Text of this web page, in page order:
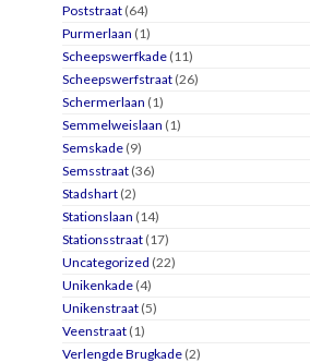
Poststraat (64)
Purmerlaan (1)
Scheepswerfkade (11)
Scheepswerfstraat (26)
Schermerlaan (1)
Semmelweislaan (1)
Semskade (9)
Semsstraat (36)
Stadshart (2)
Stationslaan (14)
Stationsstraat (17)
Uncategorized (22)
Unikenkade (4)
Unikenstraat (5)
Veenstraat (1)
Verlengde Brugkade (2)